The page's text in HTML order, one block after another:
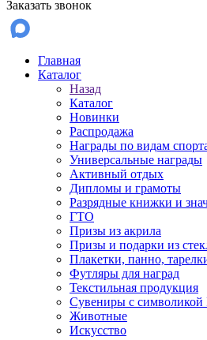
Заказать звонок
Главная
Каталог
Назад
Каталог
Новинки
Распродажа
Награды по видам
Универсальные награды
Активный отдых
Дипломы и грамоты
Разрядные книжки и
ГТО
Призы из акрила
Призы и подарки из
Плакетки, панно,
Футляры для наград
Текстильная продукция
Сувениры с символикой
Животные
Искусство